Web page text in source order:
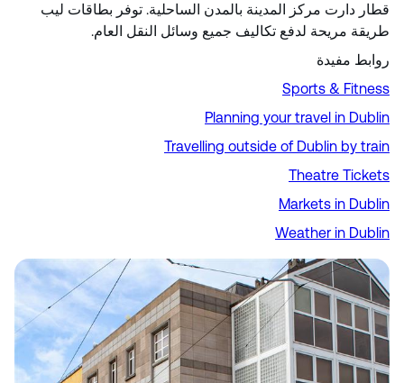
قطار دارت مركز المدينة بالمدن الساحلية. توفر بطاقات ليب
طريقة مريحة لدفع تكاليف جميع وسائل النقل العام.
روابط مفيدة
Sports & Fitness
Planning your travel in Dublin
Travelling outside of Dublin by train
Theatre Tickets
Markets in Dublin
Weather in Dublin